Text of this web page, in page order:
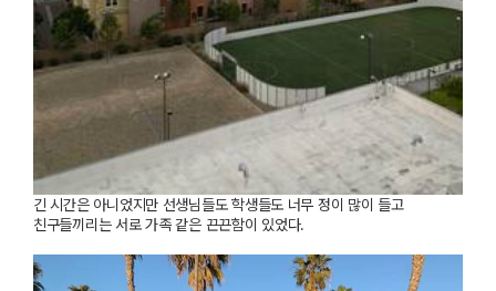
긴 시간은 아니었지만 선생님들도 학생들도 너무 정이 많이 들고
친구들끼리는 서로 가족 같은 끈끈함이 있었다.